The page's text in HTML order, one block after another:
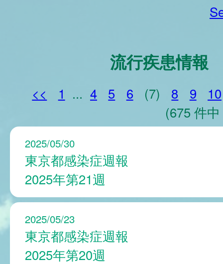
流行疾患情報
<< 1 ... 4 5 6 (7) 8 9
10
(675 件
2025/05/30
東京都感染症週報
2025年第21週
2025/05/23
東京都感染症週報
2025年第20週